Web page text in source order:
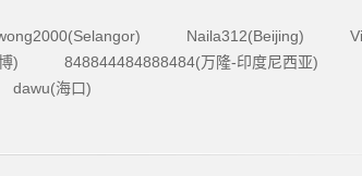
Naila312(Beijing)
) 848844484888484(万隆-印度尼西亚)
dawu(海口)